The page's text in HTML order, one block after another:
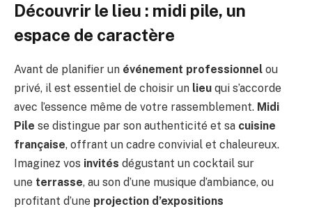
Découvrir le lieu : midi pile, un
espace de caractère
Avant de planifier un événement professionnel ou
privé, il est essentiel de choisir un lieu qui s’accorde
avec l’essence même de votre rassemblement. Midi
Pile se distingue par son authenticité et sa cuisine
française, offrant un cadre convivial et chaleureux.
Imaginez vos invités dégustant un cocktail sur
une terrasse, au son d’une musique d’ambiance, ou
profitant d’une projection d’expositions